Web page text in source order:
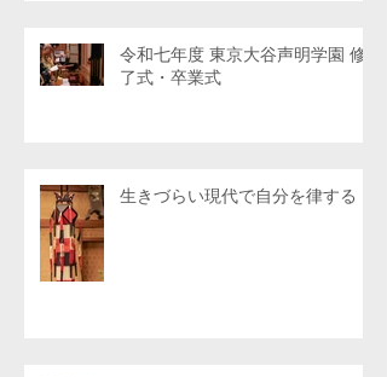
令和七年度 東京大谷声明学園 修
了式・卒業式
生きづらい現代で自分を律する